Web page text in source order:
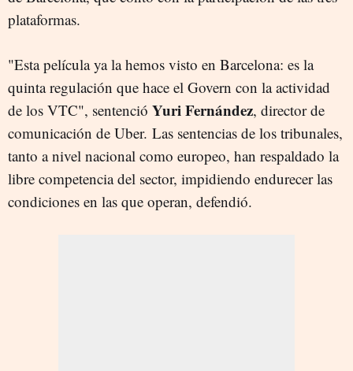
plataformas.
"Esta película ya la hemos visto en Barcelona: es la
quinta regulación que hace el Govern con la actividad
de los VTC", sentenció Yuri Fernández, director de
comunicación de Uber. Las sentencias de los tribunales,
tanto a nivel nacional como europeo, han respaldado la
libre competencia del sector, impidiendo endurecer las
condiciones en las que operan, defendió.